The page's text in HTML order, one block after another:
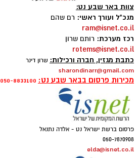
צוות באר שבע נט:
מנכ"ל ועורך ראשי: רם שהם
ram@isnet.co.il
רכז מערכת: רותם שרון
rotems@isnet.co.il
כתבת מגזין, חברה ורכילות: שרון דינר
sharondinarr@gmail.com
מכירות פרסום בבאר שבע נט: 050-8833100
פרסום ברשת ישראל נט - אלדה נתנאל
050-7870908
elda@isnet.co.il